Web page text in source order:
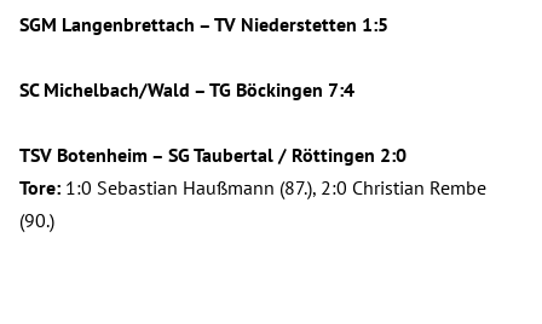
SGM Langenbrettach – TV Niederstetten 1:5
SC Michelbach/Wald – TG Böckingen 7:4
TSV Botenheim – SG Taubertal / Röttingen 2:0
Tore: 1:0 Sebastian Haußmann (87.), 2:0 Christian Rembe
(90.)